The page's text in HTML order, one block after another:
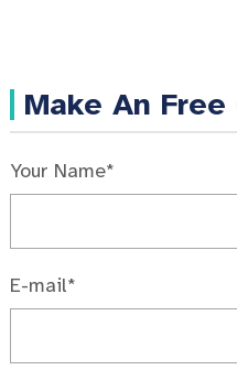
Make An
Your Name*
E-mail*